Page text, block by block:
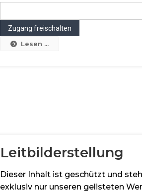
Lesen ...
Leitbilderstellung
Dieser Inhalt ist geschützt und
exklusiv nur unseren gelisteten